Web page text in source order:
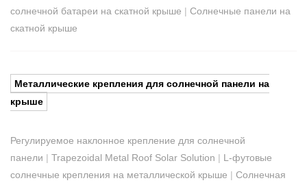
солнечной батареи на скатной крыше | Солнечные панели на
скатной крыше
Металлические крепления для солнечной панели на
крыше
Регулируемое наклонное крепление для солнечной
панели | Trapezoidal Metal Roof Solar Solution | L-футовые
солнечные крепления на металлической крыше | Солнечная